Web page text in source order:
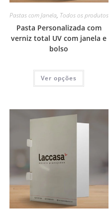
Pastas com Janela, Todos os produtos
Pasta Personalizada com
verniz total UV com janela e
bolso
Ver opções